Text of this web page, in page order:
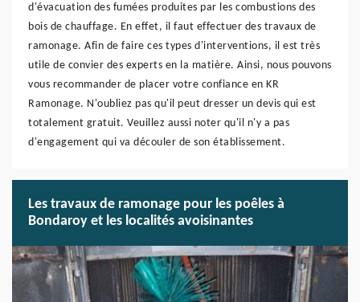
d'évacuation des fumées produites par les combustions des
bois de chauffage. En effet, il faut effectuer des travaux de
ramonage. Afin de faire ces types d'interventions, il est très
utile de convier des experts en la matière. Ainsi, nous pouvons
vous recommander de placer votre confiance en KR
Ramonage. N'oubliez pas qu'il peut dresser un devis qui est
totalement gratuit. Veuillez aussi noter qu'il n'y a pas
d'engagement qui va découler de son établissement.
Les travaux de ramonage pour les poêles à
Bondaroy et les localités avoisinantes